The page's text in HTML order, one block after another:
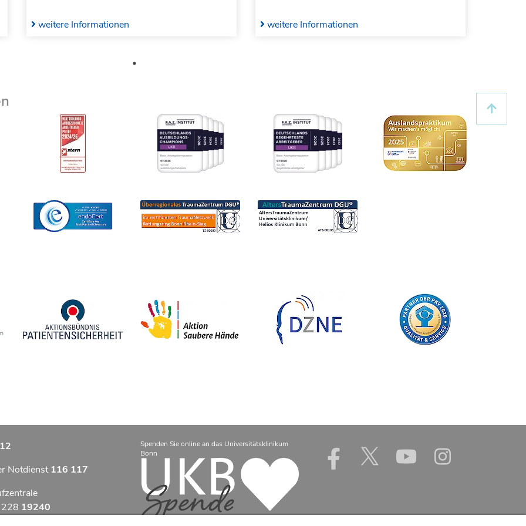
weitere Informationen
endoprothetischer Versor- gung ist häufig
weitere Informationen
Notdienst 116 117
19240
Spenden Sie online an das Universitätsklinikum
Bonn